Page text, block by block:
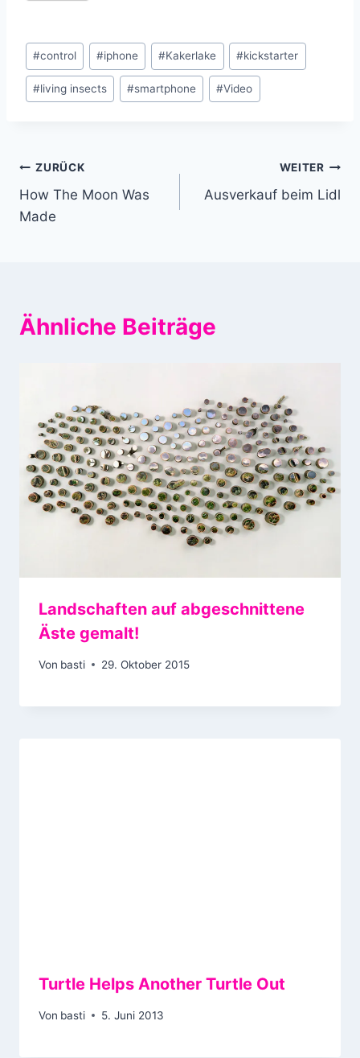
Schlagworte:
#control #iphone #Kakerlake #kickstarter
#living insects #smartphone #Video
Beitragsnavigation
ZURÜCK
How The Moon Was
Made
WEITER
Ausverkauf beim Lidl
Ähnliche Beiträge
Landschaften auf abgeschnittene
Äste gemalt!
Von basti 29. Oktober 2015
Turtle Helps Another Turtle Out
Von basti 5. Juni 2013